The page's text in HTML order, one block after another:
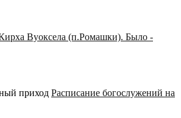
Вуоксела (п.Ромашки). Было -
приход Расписание богослужений на